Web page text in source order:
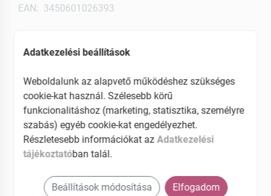
EAN: 3450601026393
Adatkezelési beállítások
Weboldalunk az alapvető működéshez szükséges
cookie-kat használ. Szélesebb körű
funkcionalitáshoz (marketing, statisztika, személyre
szabás) egyéb cookie-kat engedélyezhet.
Részletesebb információkat azAdatkezelési
tájékoztatóban talál.
Beállítások módosítása Elfogadom